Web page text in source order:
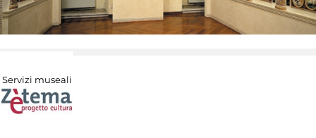
Servizi museali